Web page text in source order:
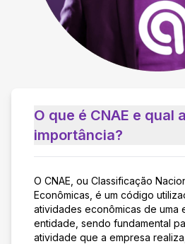
O que é CNAE e qual
importância?
O CNAE, ou Classificação
Econômicas, é um código
atividades econômicas de uma
entidade, sendo fundamental
atividade que a empresa